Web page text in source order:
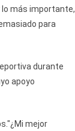
lo más importante,
para
durante
apoyo
mejor